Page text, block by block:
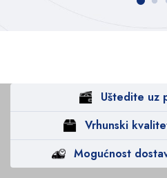
Uštedite uz
Vrhunski
Mogućnost